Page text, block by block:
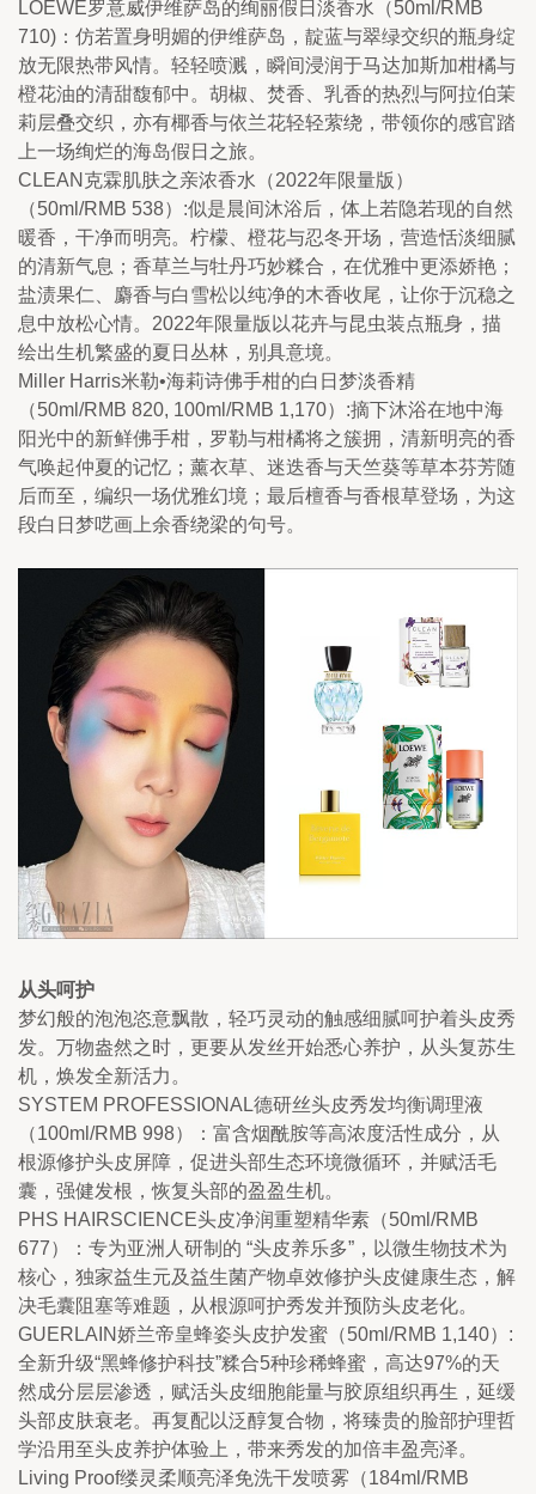
LOEWE罗意威伊维萨岛的绚丽假日淡香水（50ml/RMB
710)：仿若置身明媚的伊维萨岛，靛蓝与翠绿交织的瓶身绽
放无限热带风情。轻轻喷溅，瞬间浸润于马达加斯加柑橘与
橙花油的清甜馥郁中。胡椒、焚香、乳香的热烈与阿拉伯茉
莉层叠交织，亦有椰香与依兰花轻轻萦绕，带领你的感官踏
上一场绚烂的海岛假日之旅。
CLEAN克霖肌肤之亲浓香水（2022年限量版）
（50ml/RMB 538）:似是晨间沐浴后，体上若隐若现的自然
暖香，干净而明亮。柠檬、橙花与忍冬开场，营造恬淡细腻
的清新气息；香草兰与牡丹巧妙糅合，在优雅中更添娇艳；
盐渍果仁、麝香与白雪松以纯净的木香收尾，让你于沉稳之
息中放松心情。2022年限量版以花卉与昆虫装点瓶身，描
绘出生机繁盛的夏日丛林，别具意境。
Miller Harris米勒•海莉诗佛手柑的白日梦淡香精
（50ml/RMB 820, 100ml/RMB 1,170）:摘下沐浴在地中海
阳光中的新鲜佛手柑，罗勒与柑橘将之簇拥，清新明亮的香
气唤起仲夏的记忆；薰衣草、迷迭香与天竺葵等草本芬芳随
后而至，编织一场优雅幻境；最后檀香与香根草登场，为这
段白日梦呓画上余香绕梁的句号。
从头呵护
梦幻般的泡泡恣意飘散，轻巧灵动的触感细腻呵护着头皮秀
发。万物盎然之时，更要从发丝开始悉心养护，从头复苏生
机，焕发全新活力。
SYSTEM PROFESSIONAL德研丝头皮秀发均衡调理液
（100ml/RMB 998）：富含烟酰胺等高浓度活性成分，从
根源修护头皮屏障，促进头部生态环境微循环，并赋活毛
囊，强健发根，恢复头部的盈盈生机。
PHS HAIRSCIENCE头皮净润重塑精华素（50ml/RMB
677）：专为亚洲人研制的 “头皮养乐多”，以微生物技术为
核心，独家益生元及益生菌产物卓效修护头皮健康生态，解
决毛囊阻塞等难题，从根源呵护秀发并预防头皮老化。
GUERLAIN娇兰帝皇蜂姿头皮护发蜜（50ml/RMB 1,140）:
全新升级“黑蜂修护科技”糅合5种珍稀蜂蜜，高达97%的天
然成分层层渗透，赋活头皮细胞能量与胶原组织再生，延缓
头部皮肤衰老。再复配以泛醇复合物，将臻贵的脸部护理哲
学沿用至头皮养护体验上，带来秀发的加倍丰盈亮泽。
Living Proof缕灵柔顺亮泽免洗干发喷雾（184ml/RMB